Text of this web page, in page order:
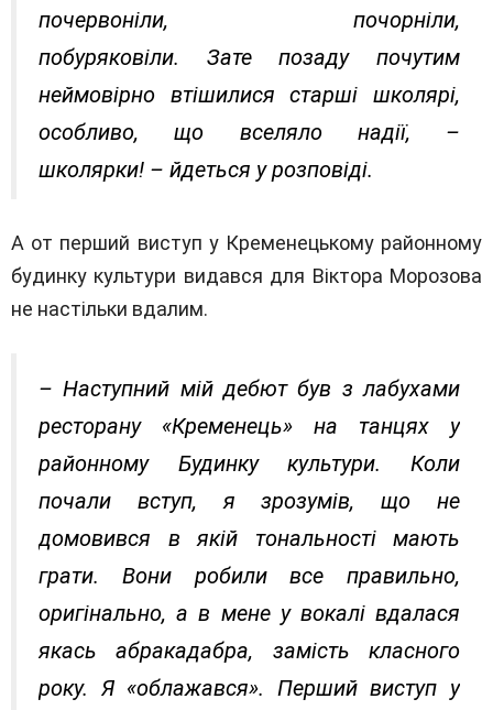
почервоніли, почорніли,
побуряковіли. Зате позаду почутим
неймовірно втішилися старші школярі,
особливо, що вселяло надії, –
школярки! – йдеться у розповіді.
А от перший виступ у Кременецькому районному
будинку культури видався для Віктора Морозова
не настільки вдалим.
– Наступний мій дебют був з лабухами
ресторану «Кременець» на танцях у
районному Будинку культури. Коли
почали вступ, я зрозумів, що не
домовився в якій тональності мають
грати. Вони робили все правильно,
оригінально, а в мене у вокалі вдалася
якась абракадабра, замість класного
року. Я «облажався». Перший виступ у